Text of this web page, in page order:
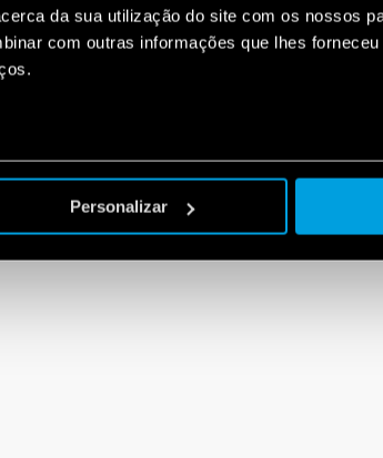
da sua utilização do site com os nossos
com outras informações que lhes
Personalizar
classificados os produtos?
i-rele-a…